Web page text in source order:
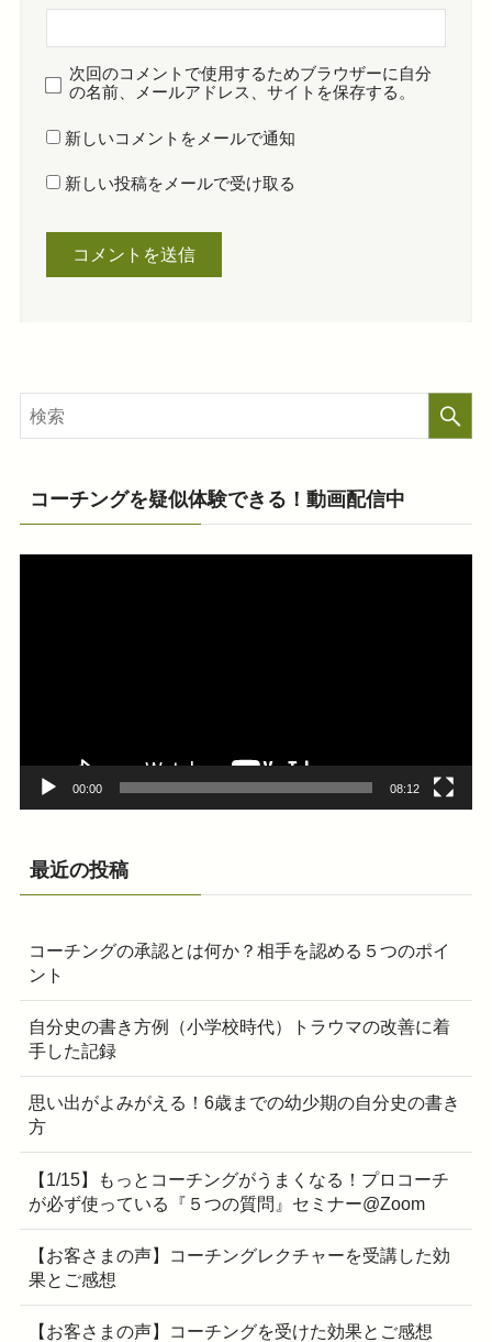
次回のコメントで使用するためブラウザーに自分
の名前、メールアドレス、サイトを保存する。
新しいコメントをメールで通知
新しい投稿をメールで受け取る
コーチングを疑似体験できる！動画配信中
00:00 08:12
最近の投稿
コーチングの承認とは何か？相手を認める５つのポイ
ント
自分史の書き方例（小学校時代）トラウマの改善に着
手した記録
思い出がよみがえる！6歳までの幼少期の自分史の書き
方
【1/15】もっとコーチングがうまくなる！プロコーチ
が必ず使っている『５つの質問』セミナー@Zoom
【お客さまの声】コーチングレクチャーを受講した効
果とご感想
【お客さまの声】コーチングを受けた効果とご感想